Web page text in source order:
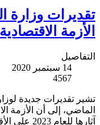
تقديرات وزارة
الأزمة
التفاصيل
14 سبتمبر 2020
4567
تشير تقديرات جديدة
الماضي، إلى أن الأزمة
آثارها